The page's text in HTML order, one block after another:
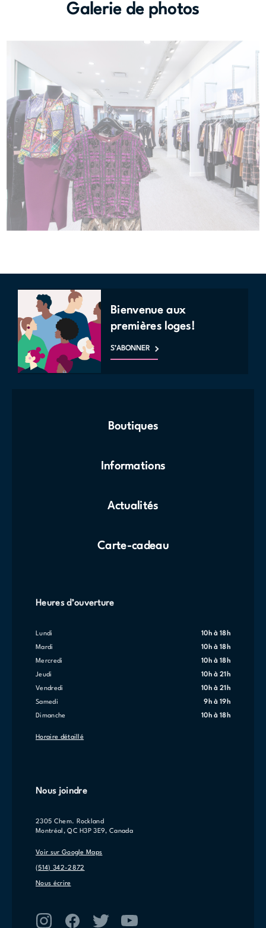
Galerie de photos
Bienvenue aux
premières loges!
S’ABONNER
Boutiques
Informations
Actualités
Carte-cadeau
Heures d’ouverture
lundi 10h à 18h
mardi 10h à 18h
mercredi 10h à 18h
jeudi 10h à 21h
vendredi 10h à 21h
samedi 9h à 19h
dimanche 10h à 18h
Horaire détaillé
Nous joindre
2305 Chem. Rockland
Montréal, QC H3P 3E9, Canada
Voir sur Google Maps
(514) 342-2872
Nous écrire